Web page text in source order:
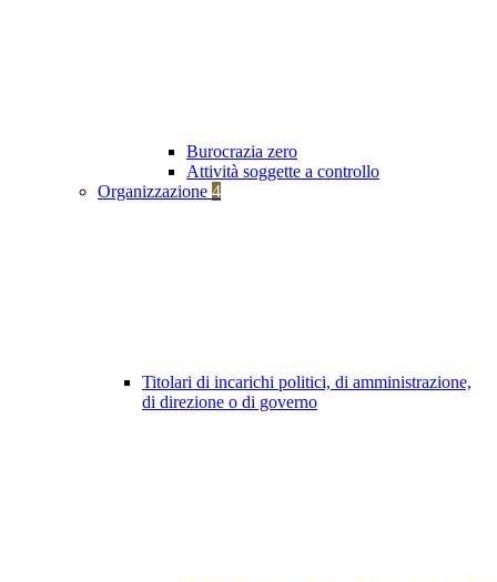
Burocrazia zero
Attività soggette a controllo
Organizzazione 4
Titolari di incarichi politici, di amministrazione,
di direzione o di governo